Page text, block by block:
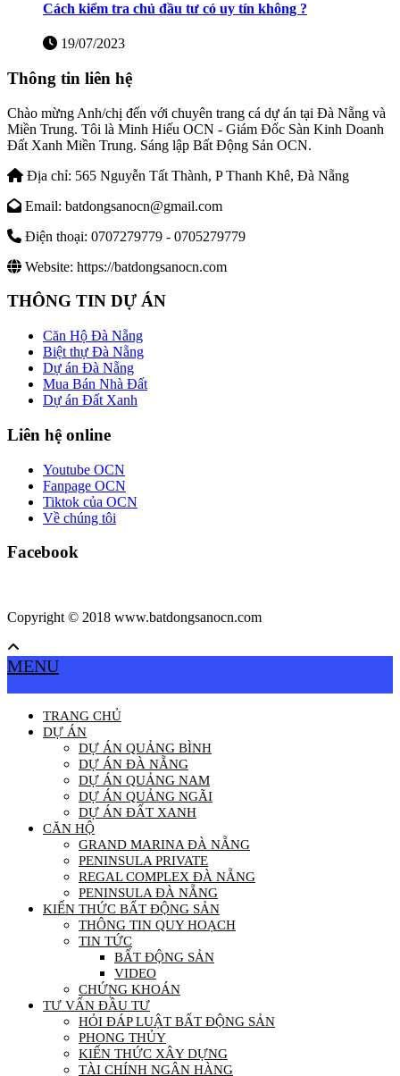
Cách kiểm tra chủ đầu tư có uy tín không ?
19/07/2023
Thông tin liên hệ
Chào mừng Anh/chị đến với chuyên trang cá dự án tại Đà Nẵng và
Miền Trung. Tôi là Minh Hiếu OCN - Giám Đốc Sàn Kinh Doanh
Đất Xanh Miền Trung. Sáng lập Bất Động Sản OCN.
Địa chỉ: 565 Nguyễn Tất Thành, P Thanh Khê, Đà Nẵng
Email: batdongsanocn@gmail.com
Điện thoại: 0707279779 - 0705279779
Website: https://batdongsanocn.com
THÔNG TIN DỰ ÁN
Căn Hộ Đà Nẵng
Biệt thự Đà Nẵng
Dự án Đà Nẵng
Mua Bán Nhà Đất
Dự án Đất Xanh
Liên hệ online
Youtube OCN
Fanpage OCN
Tiktok của OCN
Về chúng tôi
Facebook
Copyright © 2018 www.batdongsanocn.com
MENU
TRANG CHỦ
DỰ ÁN
DỰ ÁN QUẢNG BÌNH
DỰ ÁN ĐÀ NẴNG
DỰ ÁN QUẢNG NAM
DỰ ÁN QUẢNG NGÃI
DỰ ÁN ĐẤT XANH
CĂN HỘ
GRAND MARINA ĐÀ NẴNG
PENINSULA PRIVATE
REGAL COMPLEX ĐÀ NẴNG
PENINSULA ĐÀ NẴNG
KIẾN THỨC BẤT ĐỘNG SẢN
THÔNG TIN QUY HOẠCH
TIN TỨC
BẤT ĐỘNG SẢN
VIDEO
CHỨNG KHOÁN
TƯ VẤN ĐẦU TƯ
HỎI ĐÁP LUẬT BẤT ĐỘNG SẢN
PHONG THỦY
KIẾN THỨC XÂY DỰNG
TÀI CHÍNH NGÂN HÀNG